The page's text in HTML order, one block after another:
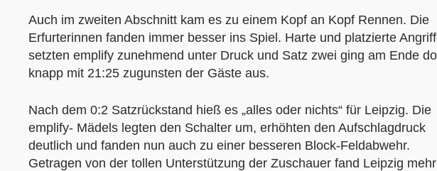
Auch im zweiten Abschnitt kam es zu einem Kopf an Kopf Rennen. Die
Erfurterinnen fanden immer besser ins Spiel. Harte und platzierte
setzten emplify zunehmend unter Druck und Satz zwei ging am Ende
knapp mit 21:25 zugunsten der Gäste aus.
Nach dem 0:2 Satzrückstand hieß es „alles oder nichts“ für Leipzig. Die
emplify- Mädels legten den Schalter um, erhöhten den Aufschlagdruck
deutlich und fanden nun auch zu einer besseren Block-Feldabwehr.
Getragen von der tollen Unterstützung der Zuschauer fand Leipzig